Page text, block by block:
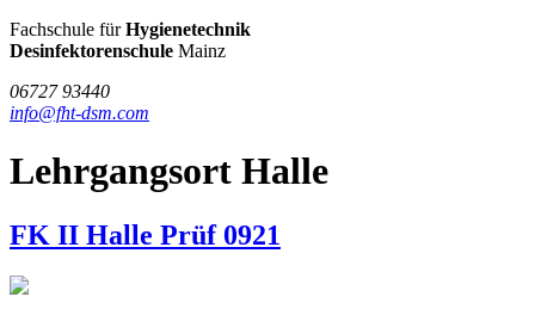
FHT
/
Fachschule fürHygienetechnik
Desinfektorenschule Mainz
06727 93440
info@fht-dsm.com
Lehrgangsort Halle
FK II Halle Prüf 0921